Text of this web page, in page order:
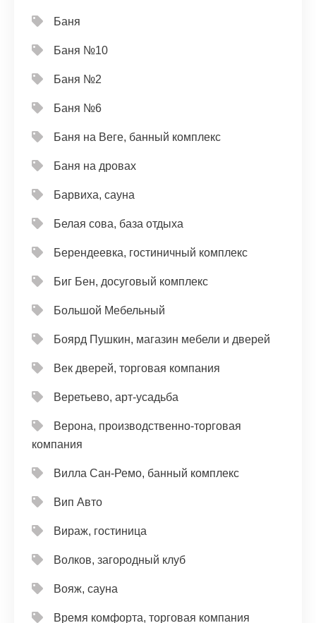
Баня
Баня №10
Баня №2
Баня №6
Баня на Веге, банный комплекс
Баня на дровах
Барвиха, сауна
Белая сова, база отдыха
Берендеевка, гостиничный комплекс
Биг Бен, досуговый комплекс
Большой Мебельный
Боярд Пушкин, магазин мебели и дверей
Век дверей, торговая компания
Веретьево, арт-усадьба
Верона, производственно-торговая
компания
Вилла Сан-Ремо, банный комплекс
Вип Авто
Вираж, гостиница
Волков, загородный клуб
Вояж, сауна
Время комфорта, торговая компания